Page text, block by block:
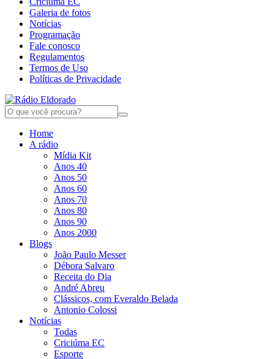
Galeria de fotos
Notícias
Programação
Fale conosco
Regulamentos
Termos de Uso
Políticas de Privacidade
Home
A rádio
Mídia Kit
Anos 40
Anos 50
Anos 60
Anos 70
Anos 80
Anos 90
Anos 2000
Blogs
João Paulo Messer
Débora Salvaro
Receita do Dia
André Abreu
Clássicos, com Everaldo Belada
Antonio Colossi
Notícias
Todas
Criciúma EC
Esporte